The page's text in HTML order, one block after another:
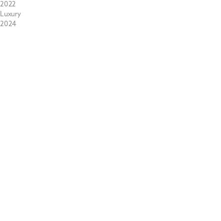
2022
Luxury
2024